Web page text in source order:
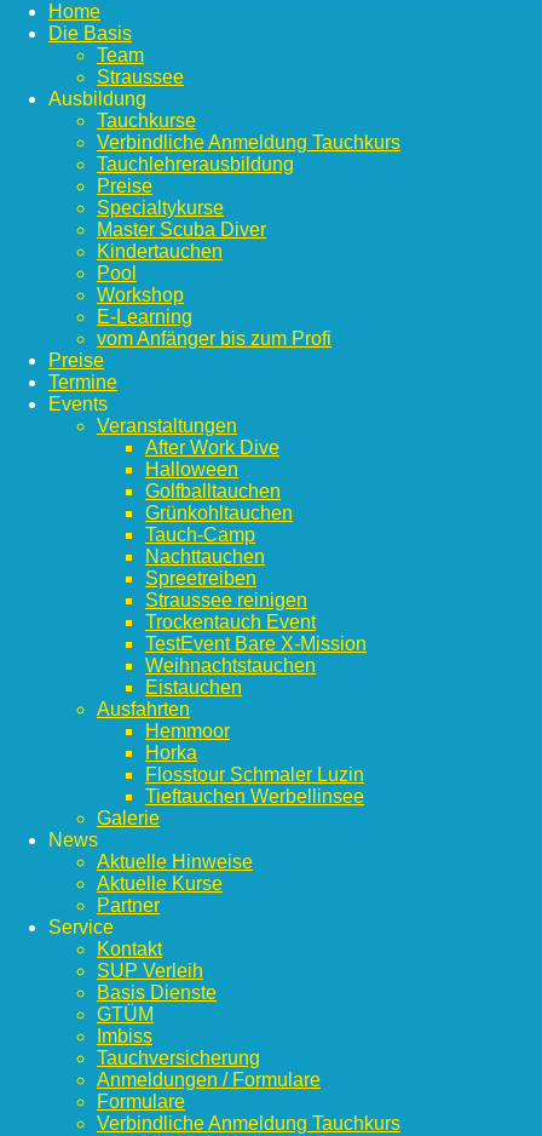
Home
Die Basis
Team
Straussee
Ausbildung
Tauchkurse
Verbindliche Anmeldung Tauchkurs
Tauchlehrerausbildung
Preise
Specialtykurse
Master Scuba Diver
Kindertauchen
Pool
Workshop
E-Learning
vom Anfänger bis zum Profi
Preise
Termine
Events
Veranstaltungen
After Work Dive
Halloween
Golfballtauchen
Grünkohltauchen
Tauch-Camp
Nachttauchen
Spreetreiben
Straussee reinigen
Trockentauch Event
TestEvent Bare X-Mission
Weihnachtstauchen
Eistauchen
Ausfahrten
Hemmoor
Horka
Flosstour Schmaler Luzin
Tieftauchen Werbellinsee
Galerie
News
Aktuelle Hinweise
Aktuelle Kurse
Partner
Service
Kontakt
SUP Verleih
Basis Dienste
GTÜM
Imbiss
Tauchversicherung
Anmeldungen / Formulare
Formulare
Verbindliche Anmeldung Tauchkurs